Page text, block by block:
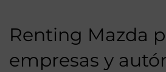
Renting Mazda
empresas y